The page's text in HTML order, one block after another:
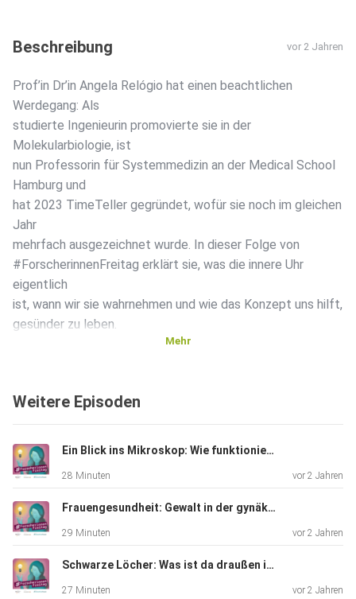
Beschreibung vor 2 Jahren
Prof’in Dr’in Angela Relógio hat einen beachtlichen
Werdegang: Als
studierte Ingenieurin promovierte sie in der
Molekularbiologie, ist
nun Professorin für Systemmedizin an der Medical School
Hamburg und
hat 2023 TimeTeller gegründet, wofür sie noch im gleichen
Jahr
mehrfach ausgezeichnet wurde. In dieser Folge von
#ForscherinnenFreitag erklärt sie, was die innere Uhr
eigentlich
ist, wann wir sie wahrnehmen und wie das Konzept uns hilft,
gesünder zu leben.
Mehr
Weitere Episoden
Ein Blick ins Mikroskop: Wie funktioniert Immuntherapie? Mit Anna Lippert
28 Minuten vor 2 Jahren
Frauengesundheit: Gewalt in der gynäkologischen Versorgung. Mit Céline Miani
29 Minuten vor 2 Jahren
Schwarze Löcher: Was ist da draußen im All? Mit Dominika Wylezalek
27 Minuten vor 2 Jahren